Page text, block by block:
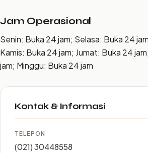
Jam Operasional
Senin: Buka 24 jam; Selasa: Buka 24
Kamis: Buka 24 jam; Jumat: Buka 24
jam; Minggu: Buka 24 jam
Kontak & Informasi
TELEPON
(021) 30448558